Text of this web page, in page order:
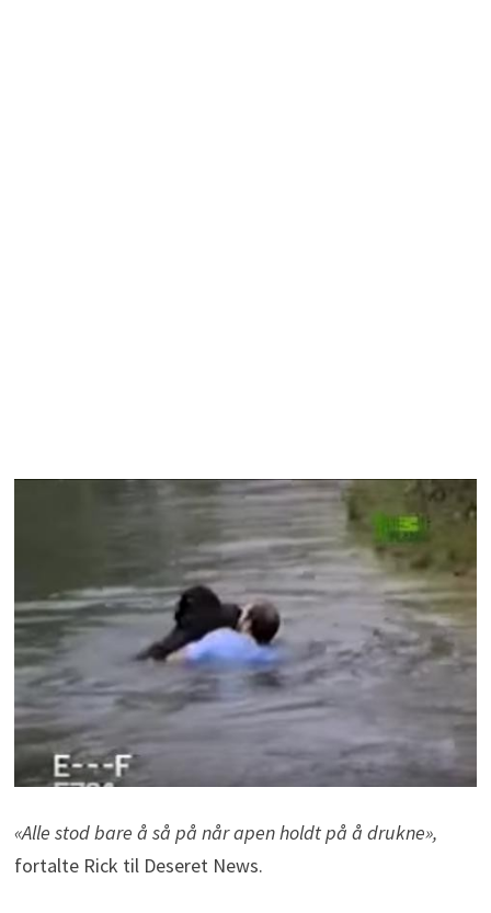
«Alle stod bare å så på når apen holdt på å drukne»,
fortalte Rick til Deseret News.